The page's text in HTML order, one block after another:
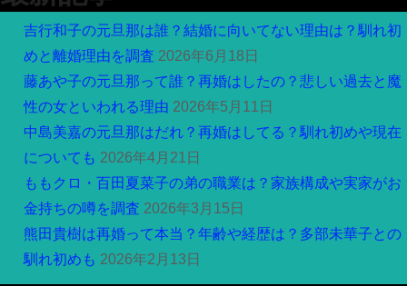
吉行和子の元旦那は誰？結婚に向いてない理由は？馴れ初
めと離婚理由を調査 2026年6月18日
藤あや子の元旦那って誰？再婚はしたの？悲しい過去と魔
性の女といわれる理由 2026年5月11日
中島美嘉の元旦那はだれ？再婚はしてる？馴れ初めや現在
についても 2026年4月21日
ももクロ・百田夏菜子の弟の職業は？家族構成や実家がお
金持ちの噂を調査 2026年3月15日
熊田貴樹は再婚って本当？年齢や経歴は？多部未華子との
馴れ初めも 2026年2月13日